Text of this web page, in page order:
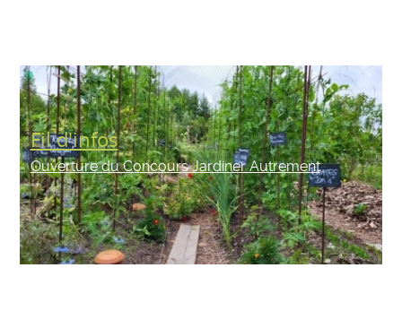
Ouverture du Concours Jardiner Autrement
Fil d'infos